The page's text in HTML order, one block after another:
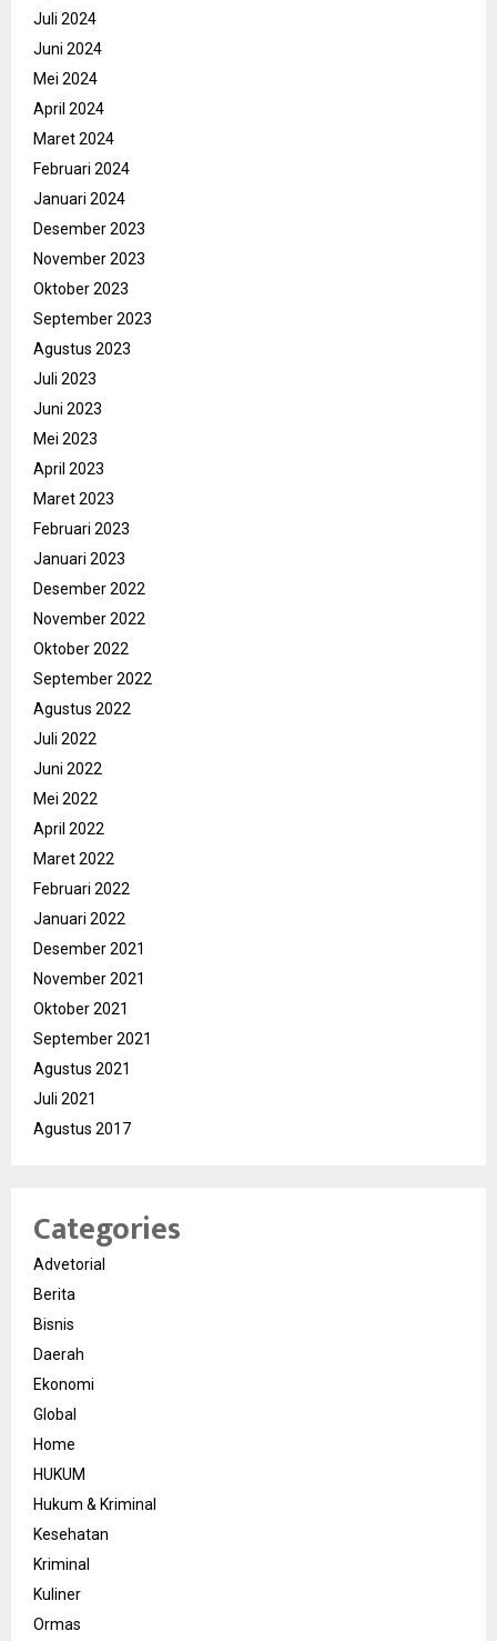
Juli 2024
Juni 2024
Mei 2024
April 2024
Maret 2024
Februari 2024
Januari 2024
Desember 2023
November 2023
Oktober 2023
September 2023
Agustus 2023
Juli 2023
Juni 2023
Mei 2023
April 2023
Maret 2023
Februari 2023
Januari 2023
Desember 2022
November 2022
Oktober 2022
September 2022
Agustus 2022
Juli 2022
Juni 2022
Mei 2022
April 2022
Maret 2022
Februari 2022
Januari 2022
Desember 2021
November 2021
Oktober 2021
September 2021
Agustus 2021
Juli 2021
Agustus 2017
Categories
Advetorial
Berita
Bisnis
Daerah
Ekonomi
Global
Home
HUKUM
Hukum & Kriminal
Kesehatan
Kriminal
Kuliner
Ormas